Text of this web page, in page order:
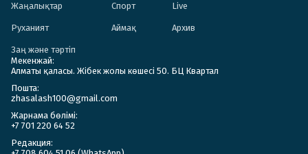
Жаңалықтар Спорт Live
Руханият Аймақ Архив
Заң және тәртіп
Мекенжай:
Алматы қаласы. Жібек жолы көшесі 50. БЦ Квартал
Пошта:
zhasalash100@gmail.com
Жарнама бөлімі:
+7 701 220 64 52
Редакция: